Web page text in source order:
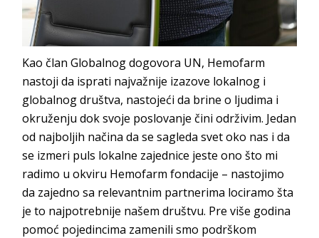
Kao član Globalnog dogovora UN, Hemofarm
nastoji da isprati najvažnije izazove lokalnog i
globalnog društva, nastojeći da brine o ljudima i
okruženju dok svoje poslovanje čini održivim. Jedan
od najboljih načina da se sagleda svet oko nas i da
se izmeri puls lokalne zajednice jeste ono što mi
radimo u okviru Hemofarm fondacije – nastojimo
da zajedno sa relevantnim partnerima lociramo šta
je to najpotrebnije našem društvu. Pre više godina
pomoć pojedincima zamenili smo podrškom